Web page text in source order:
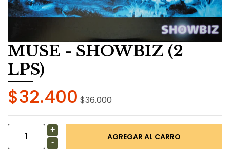
MUSE - SHOWBIZ (2
LPS)
$32.400 $36.000
+
-